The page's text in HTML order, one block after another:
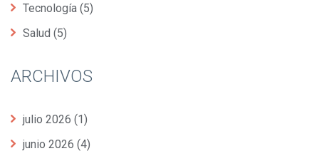
Tecnología (5)
Salud (5)
ARCHIVOS
julio 2026 (1)
junio 2026 (4)